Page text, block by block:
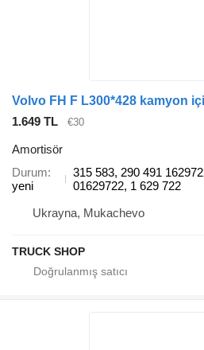
1.649 TL €30
Amortisör
Durum
yeni
315 583, 290 491
01629722, 1 629 722
Ukrayna, Mukachevo
TRUCK SHOP